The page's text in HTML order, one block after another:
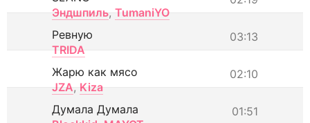
Эндшпиль, TumaniYO
03:13
Ревную
TRIDA
02:10
Жарю как мясо
JZA, Kiza
01:51
Думала Думала